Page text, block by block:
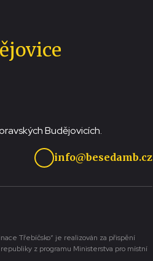
Budějovicích.
info@besedamb.cz
Třebíčsko“ je realizován za přispění
z programu Ministerstva pro místní